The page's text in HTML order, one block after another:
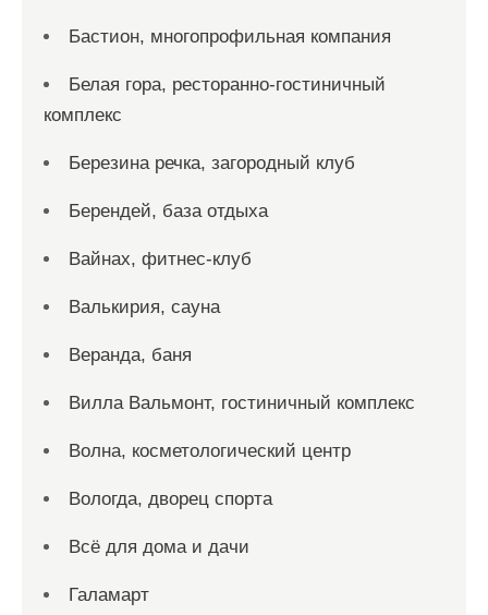
Бастион, многопрофильная компания
Белая гора, ресторанно-гостиничный
комплекс
Березина речка, загородный клуб
Берендей, база отдыха
Вайнах, фитнес-клуб
Валькирия, сауна
Веранда, баня
Вилла Вальмонт, гостиничный комплекс
Волна, косметологический центр
Вологда, дворец спорта
Всё для дома и дачи
Галамарт